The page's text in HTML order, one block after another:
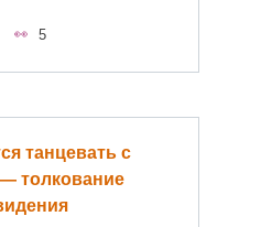
5
танцевать с
толкование